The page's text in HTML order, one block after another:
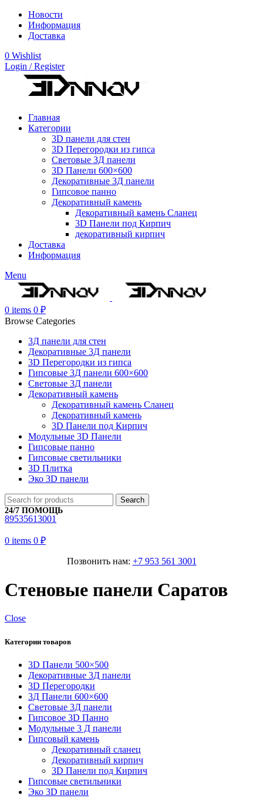
Новости
Информация
Доставка
0 Wishlist
Login / Register
Главная
Категории
3D панели для стен
3D Перегородки из гипса
Световые 3Д панели
3D Панели 600×600
Декоративные 3Д панели
Гипсовое панно
Декоративный камень
Декоративный камень Сланец
3D Панели под Кирпич
декоративный кирпич
Доставка
Информация
Menu
0 items 0 ₽
Browse Categories
3Д панели для стен
Декоративные 3Д панели
3D Перегородки из гипса
Гипсовые 3Д панели 600×600
Световые 3Д панели
Декоративный камень
Декоративный камень Сланец
Декоративный камень
3D Панели под Кирпич
Модульные 3D Панели
Гипсовые панно
Гипсовые светильники
3D Плитка
Эко 3D панели
Search
24/7 ПОМОЩЬ
89535613001
0 items 0 ₽
Позвонить нам: +7 953 561 3001
Стеновые панели Саратов
Close
Категории товаров
3D Панели 500×500
Декоративные 3Д панели
3D Перегородки
3Д Панели 600×600
Световые 3Д панели
Гипсовое 3D Панно
Модульные 3 Д панели
Гипсовый камень
Декоративный сланец
Декоративный кирпич
3D Панели под Кирпич
Гипсовые светильники
Эко 3D панели